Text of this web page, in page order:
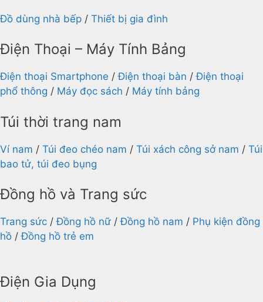
Đồ dùng nhà bếp / Thiết bị gia đình
Điện Thoại – Máy Tính Bảng
Điện thoại Smartphone /Điện thoại bàn /Điện thoại
phổ thông / Máy đọc sách / Máy tính bảng
Túi thời trang nam
Ví nam / Túi đeo chéo nam / Túi xách công sở nam / Túi
bao tử, túi đeo bụng
Đồng hồ và Trang sức
Trang sức /Đồng hồ nữ /Đồng hồ nam / Phụ kiện đồng
hồ /Đồng hồ trẻ em
Điện Gia Dụng